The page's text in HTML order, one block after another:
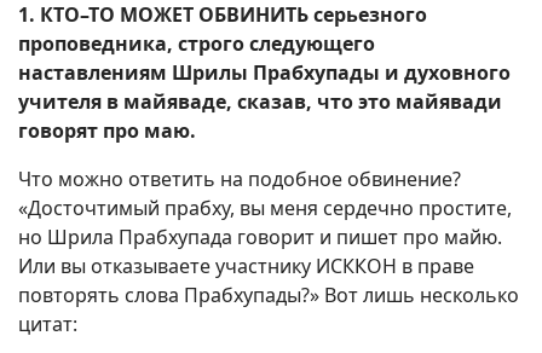
1. КТО–ТО МОЖЕТ ОБВИНИТЬ серьезного
проповедника, строго следующего
наставлениям Шрилы Прабхупады и духовного
учителя в майяваде, сказав, что это майявади
говорят про маю.
Что можно ответить на подобное обвинение?
«Досточтимый прабху, вы меня сердечно простите,
но Шрила Прабхупада говорит и пишет про майю.
Или вы отказываете участнику ИСККОН в праве
повторять слова Прабхупады?» Вот лишь несколько
цитат: